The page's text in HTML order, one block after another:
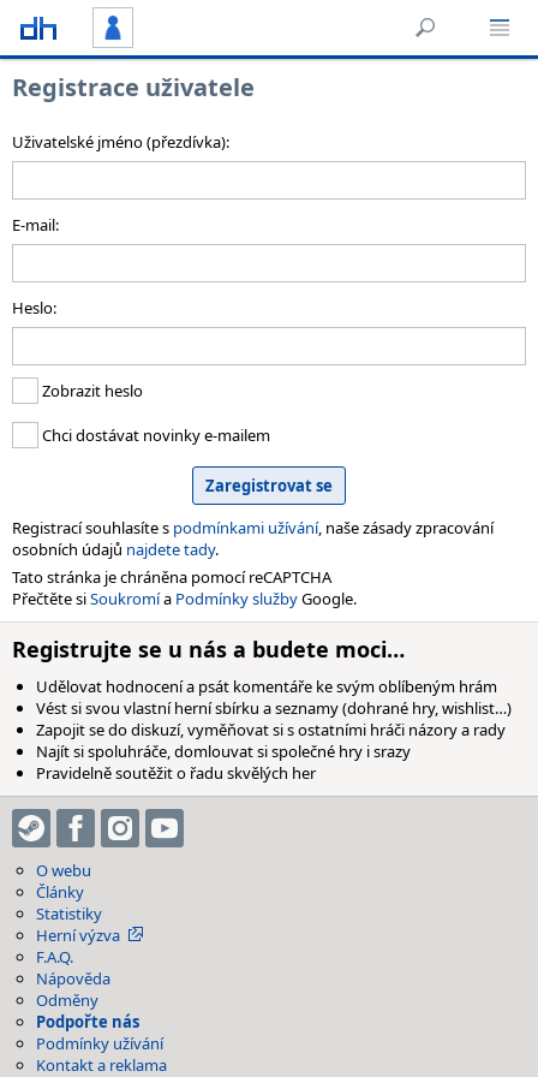
Registrace uživatele
Uživatelské jméno (přezdívka):
E-mail:
Heslo:
Zobrazit heslo
Chci dostávat novinky e-mailem
Registrací souhlasíte s podmínkami užívání, naše zásady zpracování
osobních údajů najdete tady.
Tato stránka je chráněna pomocí reCAPTCHA
Přečtěte siSoukromía Podmínky službyGoogle.
Registrujte se u nás a budete moci…
Udělovat hodnocení a psát komentáře ke svým oblíbeným hrám
Vést si svou vlastní herní sbírku a seznamy (dohrané hry, wishlist…)
Zapojit se do diskuzí, vyměňovat si s ostatními hráči názory a rady
Najít si spoluhráče, domlouvat si společné hry i srazy
Pravidelně soutěžit o řadu skvělých her
O webu
Články
Statistiky
Herní výzva
F.A.Q.
Nápověda
Odměny
Podpořte nás
Podmínky užívání
Kontakt a reklama